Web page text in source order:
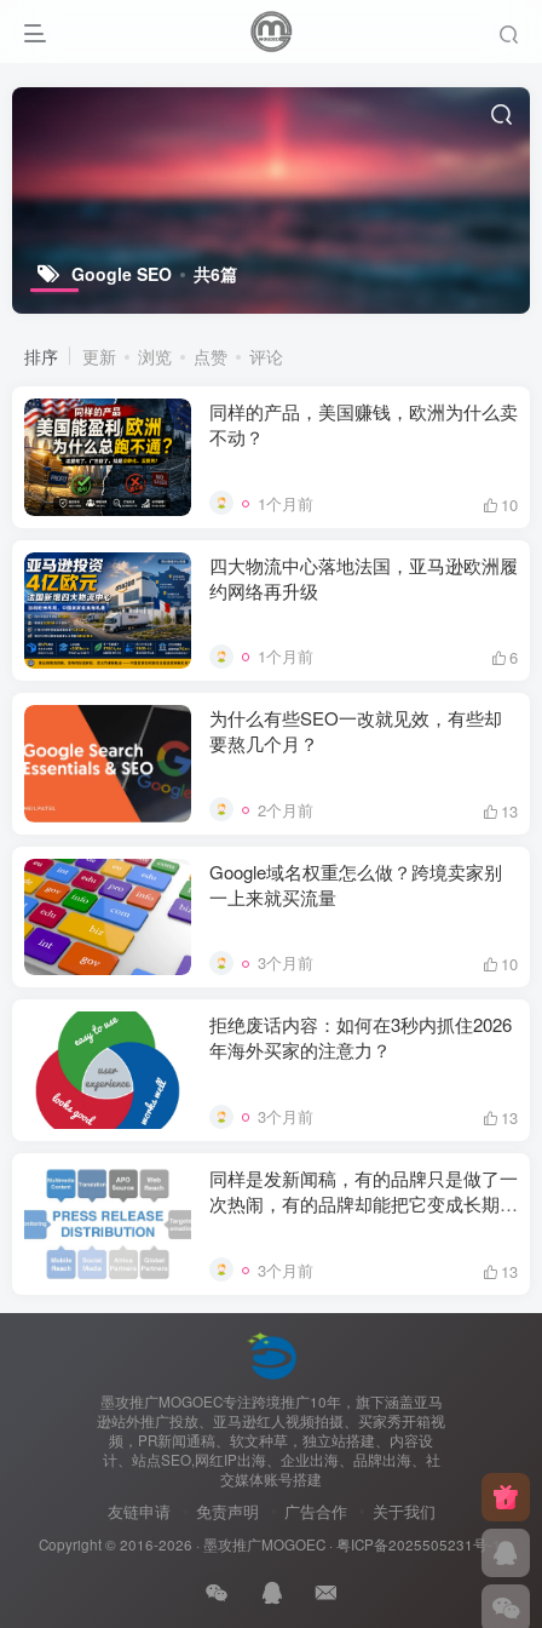
Google SEO 共6篇
排序 更新 浏览 点赞 评论
同样的产品，美国赚钱，欧洲为什么卖
不动？
1个月前 10
四大物流中心落地法国，亚马逊欧洲履
约网络再升级
1个月前 6
为什么有些SEO一改就见效，有些却
要熬几个月？
2个月前 13
Google域名权重怎么做？跨境卖家别
一上来就买流量
3个月前 10
拒绝废话内容：如何在3秒内抓住2026
年海外买家的注意力？
3个月前 13
同样是发新闻稿，有的品牌只是做了一
次热闹，有的品牌却能把它变成长期搜
3个月前 13
墨攻推广MOGOEC专注跨境推广10年，旗下涵盖亚马
逊站外推广投放、亚马逊红人视频拍摄、买家秀开箱视
频，PR新闻通稿、软文种草，独立站搭建、内容设
计、站点SEO,网红IP出海、企业出海、品牌出海、社
交媒体账号搭建
友链申请 免责声明 广告合作 关于我们
Copyright © 2016-2026 · 墨攻推广MOGOEC· 粤ICP备2025505231号-1.